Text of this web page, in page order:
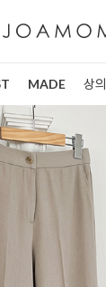
MADE 상의